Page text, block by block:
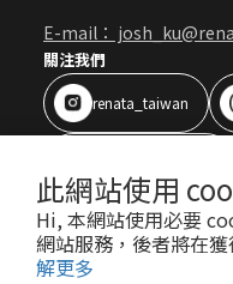
此網站使用
Hi, 本網站使用必要
網站服務，後者將在
解更多
E-mail：
關注我們
renata_taiwan
Copyright © All
40